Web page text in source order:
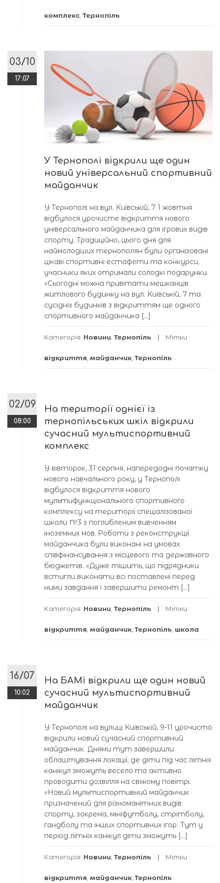
комплекс Тернопіль
03/10
17:07
У Тернополі відкрили ще один
новий універсальний спортивний
майданчик
У Тернополі на вул. Київській, 7 1 жовтня
відбулося урочисте відкриття нового
універсального майданчика для ігрових видів
спорту. Традиційно, цього дня для
наймолодших тернополян були організовані
цікаві спортивні естафети та конкурси,
учасники яких отримали солодкі подарунки.
«Сьогодні можна привітати мешканців
житлового будинку на вул. Київській, 7 та
сусідніх будинків з відкриттям ще одного
спортивного майданчика […]
Категорія: Новини, Тернопіль Мітки:
відкриття, майданчик, Тернопіль
02/09
08:00
На території однієї із
тернопільських шкіл відкрили
сучасний мультиспортивний
комплекс
У вівторок, 31 серпня, напередодні початку
нового навчального року, у Тернополі
відбулося відкриття нового
мультифункціонального спортивного
комплексу на території спеціалізованої
школи №3 з поглибленим вивченням
іноземних мов. Роботи з реконструкції
майданчика були виконані на умовах
співфінансування з місцевого та державного
бюджетів. «Дуже тішить, що підрядники
встигли виконати всі поставлені перед
ними завдання і завершити ремонт […]
Категорія: Новини, Тернопіль Мітки:
відкриття, майданчик, Тернопіль, школа
16/07
10:02
На БАМі відкрили ще один новий
сучасний мультиспортивний
майданчик
У Тернополі на вулиці Київській, 9-11 урочисто
відкрили новий сучасний спортивний
майданчик. Днями тут завершили
облаштування локації, де діти під час літніх
канікул зможуть весело та активно
проводити дозвілля на свіжому повітрі.
«Новий мультиспортивний майданчик
призначений для різноманітних видів
спорту, зокрема, мініфутболу, стрітболу,
гандболу та інших спортивних ігор. Тут у
період літніх канікул діти зможуть […]
Категорія: Новини, Тернопіль Мітки:
відкриття, майданчик, Тернопіль